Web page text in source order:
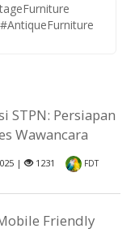
STPN: Persiapan
Wawancara
| 1231 FDT
Friendly